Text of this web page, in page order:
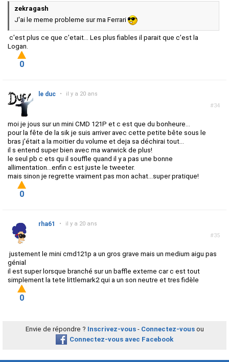
zekragash
J'ai le meme probleme sur ma Ferrari
c'est plus ce que c'etait... Les plus fiables il parait que c'est la
Logan.
0
#34
le duc • il y a 20 ans
moi je jous sur un mini CMD 121P et c est que du bonheure...
pour la fête de la sik je suis arriver avec cette petite bête sous le
bras j'était a la moitier du volume et deja sa déchirai tout...
il s entend super bien avec ma warwick de plus!
le seul pb c ets qu il souffle quand il y a pas une bonne
allimentation...enfin c est juste le tweeter.
mais sinon je regrette vraiment pas mon achat...super pratique!
0
#35
rha61 • il y a 20 ans
justement le mini cmd121p a un gros grave mais un medium aigu pas
génial
il est super lorsque branché sur un baffle externe car c est tout
simplement la tete littlemark2 qui a un son neutre et tres fidèle
0
Envie de répondre ? Inscrivez-vous- Connectez-vousou
Connectez-vous avec Facebook